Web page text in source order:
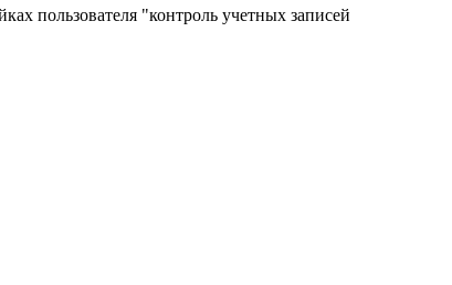
пользователя "контроль учетных записей